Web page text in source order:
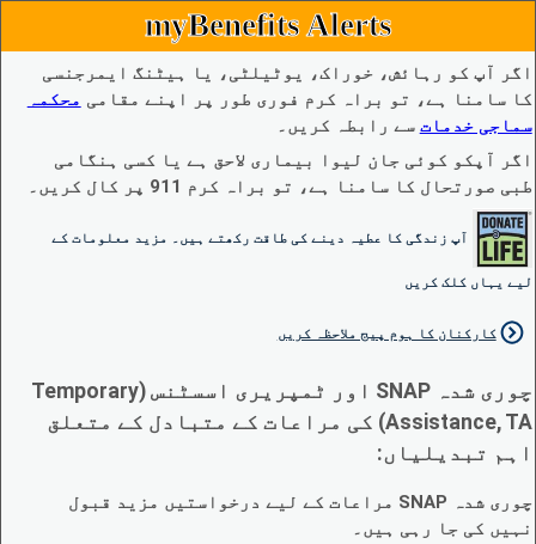
myBenefits Alerts
اگر آپ کو رہائش، خوراک، یوٹیلٹی، یا ہیٹنگ ایمرجنسی
کا سامنا ہے، تو براہ کرم فوری طور پر اپنے مقامی محکمہ
سماجی خدمات سے رابطہ کریں۔
اگر آپکو کوئی جان لیوا بیماری لاحق ہے یا کسی ہنگامی
طبی صورتحال کا سامنا ہے، تو براہ کرم 911 پر کال کریں۔
آپ زندگی کا عطیہ دینے کی طاقت رکھتے ہیں۔ مزید معلومات کے
لیے یہاں کلک کریں
کارکنان کا ہوم پیج ملاحظہ کریں
چوری شدہ SNAP اور ٹمپریری اسسٹنس (Temporary
Assistance, TA) کی مراعات کے متبادل کے متعلق
اہم تبدیلیاں:
چوری شدہ SNAP مراعات کے لیے درخواستیں مزید قبول
نہیں کی جا رہی ہیں۔